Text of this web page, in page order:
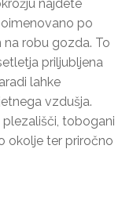
najdete
po
robu gozda. To
priljubljena
lahke
vzdušja.
plezališči, tobogani
okolje ter priročno